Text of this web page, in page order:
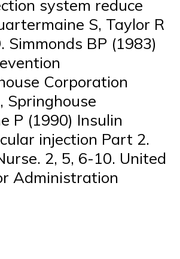
system reduce
S, Taylor R
BP (1983)
Corporation
Springhouse
P (1990) Insulin
injection Part 2.
2, 5, 6-10. United
Administration